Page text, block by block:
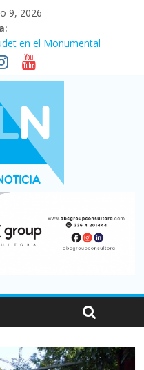
9, 2026
en el Monumental
en dos décadas y ya
kioscos: el sector
y consumo
por el país, un 5,9%
en julio: bajó un 12,6%